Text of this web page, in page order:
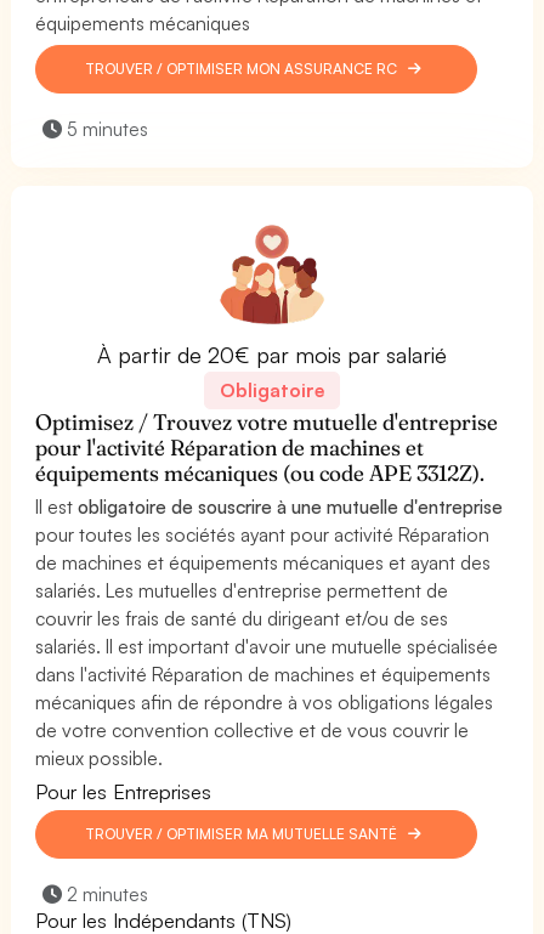
équipements mécaniques
TROUVER / OPTIMISER MON ASSURANCE RC
5 minutes
À partir de 20€ par mois par salarié
Obligatoire
Optimisez / Trouvez votre mutuelle d'entreprise
pour l'activité Réparation de machines et
équipements mécaniques (ou code APE 3312Z).
Il estobligatoire de souscrire à une mutuelle d'entreprise
pour toutes les sociétés ayant pour activité Réparation
de machines et équipements mécaniques et ayant des
salariés. Les mutuelles d'entreprise permettent de
couvrir les frais de santé du dirigeant et/ou de ses
salariés. Il est important d'avoir une mutuelle spécialisée
dans l'activité Réparation de machines et équipements
mécaniques afin de répondre à vos obligations légales
de votre convention collective et de vous couvrir le
mieux possible.
Pour les Entreprises
TROUVER / OPTIMISER MA MUTUELLE SANTÉ
2 minutes
Pour les Indépendants (TNS)